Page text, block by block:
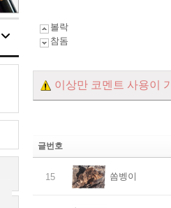
볼락
참돔
이상만 코멘트 사용이
글번호
15 쏨벵이